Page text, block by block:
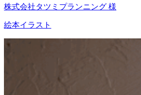
株式会社タツミプランニング 様
絵本イラスト